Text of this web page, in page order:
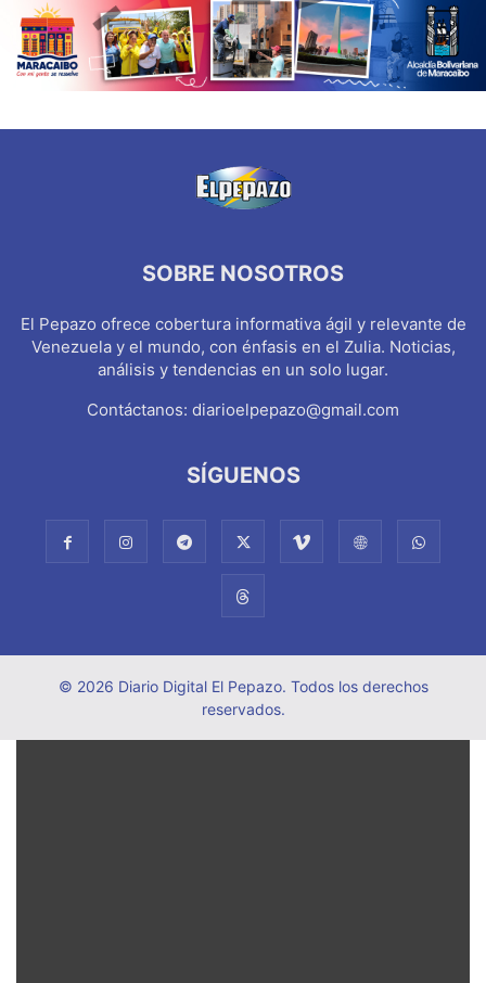
SOBRE NOSOTROS
El Pepazo ofrece cobertura informativa ágil y relevante de
Venezuela y el mundo, con énfasis en el Zulia. Noticias,
análisis y tendencias en un solo lugar.
Contáctanos: diarioelpepazo@gmail.com
SÍGUENOS
© 2026 Diario Digital El Pepazo. Todos los derechos
reservados.